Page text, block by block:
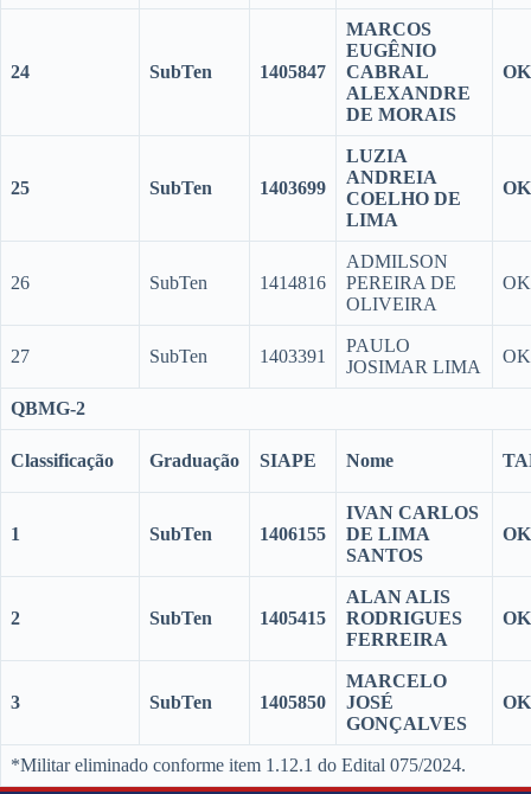
24 SubTen 1405847
MARCOS
EUGÊNIO
CABRAL
ALEXANDRE
DE MORAIS
OK
25 SubTen 1403699
LUZIA
ANDREIA
COELHO DE
LIMA
OK
26 SubTen 1414816
ADMILSON
PEREIRA DE
OLIVEIRA
OK
27 SubTen 1403391
PAULO
JOSIMAR LIMA
OK
QBMG-2
Classificação Graduação SIAPE Nome
1 SubTen 1406155
IVAN CARLOS
DE LIMA
SANTOS
OK
2 SubTen 1405415
ALAN ALIS
RODRIGUES
FERREIRA
OK
3 SubTen 1405850
MARCELO
JOSÉ
GONÇALVES
OK
*Militar eliminado conforme item 1.12.1 do Edital 075/2024.